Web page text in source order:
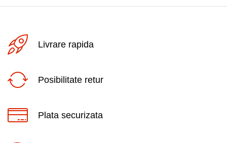
Livrare rapida
Posibilitate retur
Plata securizata